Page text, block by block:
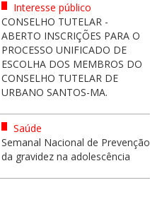
Interesse público
CONSELHO TUTELAR -
ABERTO INSCRIÇÕES PARA O
PROCESSO UNIFICADO DE
ESCOLHA DOS MEMBROS DO
CONSELHO TUTELAR DE
URBANO SANTOS-MA.
Saúde
Semanal Nacional de Prevenção
da gravidez na adolescência